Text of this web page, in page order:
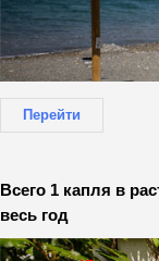
Перейти
Всего 1 капля в раствор — и пеларгония
весь год